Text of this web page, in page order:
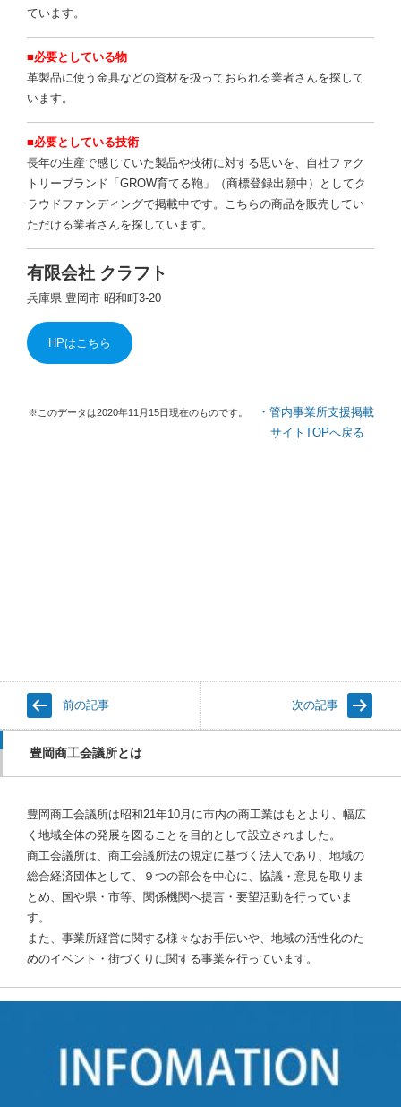
ています。
■必要としている物
革製品に使う金具などの資材を扱っておられる業者さんを探して
います。
■必要としている技術
長年の生産で感じていた製品や技術に対する思いを、自社ファク
トリーブランド「GROW育てる鞄」（商標登録出願中）としてク
ラウドファンディングで掲載中です。こちらの商品を販売してい
ただける業者さんを探しています。
有限会社 クラフト
兵庫県 豊岡市 昭和町3-20
HPはこちら
※このデータは2020年11月15日現在のものです。
・管内事業所支援掲載
サイトTOPへ戻る
前の記事 次の記事
豊岡商工会議所とは
豊岡商工会議所は昭和21年10月に市内の商工業はもとより、幅広
く地域全体の発展を図ることを目的として設立されました。
商工会議所は、商工会議所法の規定に基づく法人であり、地域の
総合経済団体として、９つの部会を中心に、協議・意見を取りま
とめ、国や県・市等、関係機関へ提言・要望活動を行っていま
す。
また、事業所経営に関する様々なお手伝いや、地域の活性化のた
めのイベント・街づくりに関する事業を行っています。